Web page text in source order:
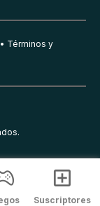
Términos y
Suscriptores